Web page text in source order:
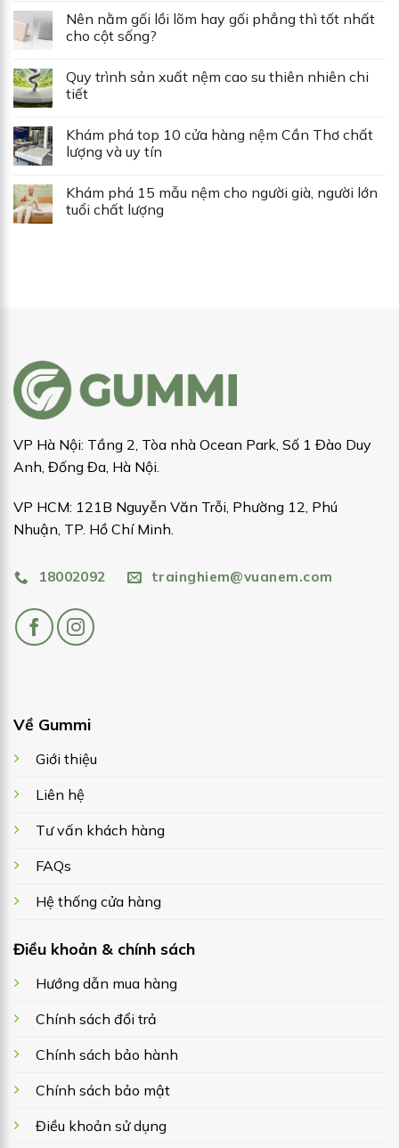
Nên nằm gối lồi lõm hay gối phẳng thì tốt nhất
cho cột sống?
Quy trình sản xuất nệm cao su thiên nhiên chi
tiết
Khám phá top 10 cửa hàng nệm Cần Thơ chất
lượng và uy tín
Khám phá 15 mẫu nệm cho người già, người lớn
tuổi chất lượng
VP Hà Nội: Tầng 2, Tòa nhà Ocean Park, Số 1 Đào Duy
Anh, Đống Đa, Hà Nội.
VP HCM: 121B Nguyễn Văn Trỗi, Phường 12, Phú
Nhuận, TP. Hồ Chí Minh.
18002092 trainghiem@vuanem.com
Về Gummi
Giới thiệu
Liên hệ
Tư vấn khách hàng
FAQs
Hệ thống cửa hàng
Điều khoản & chính sách
Hướng dẫn mua hàng
Chính sách đổi trả
Chính sách bảo hành
Chính sách bảo mật
Điều khoản sử dụng